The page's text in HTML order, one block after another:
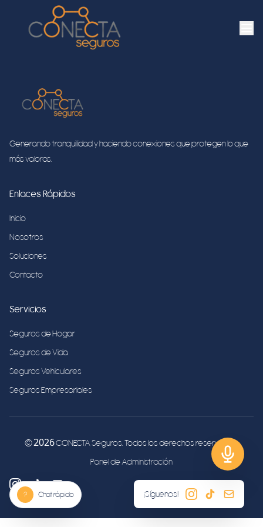
Generando tranquilidad y haciendo conexiones que protegen lo que
más valoras.
Enlaces Rápidos
Inicio
Nosotros
Soluciones
Contacto
Servicios
Seguros de Hogar
Seguros de Vida
Seguros Vehiculares
Seguros Empresariales
©2026CONECTA Seguros. Todos los derechos reservados.
Panel de Administración
¡Síguenos!
? Chat rápido